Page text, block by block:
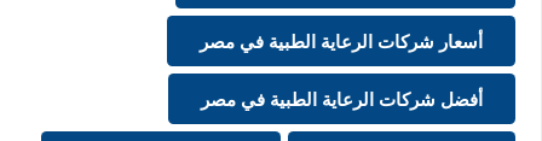
أسعار شركات الرعاية الطبية في مصر
أفضل شركات الرعاية الطبية في مصر